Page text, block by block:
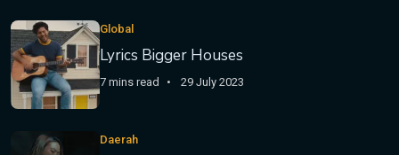
Global
Lyrics Bigger Houses
7 mins read 29 July 2023
Daerah